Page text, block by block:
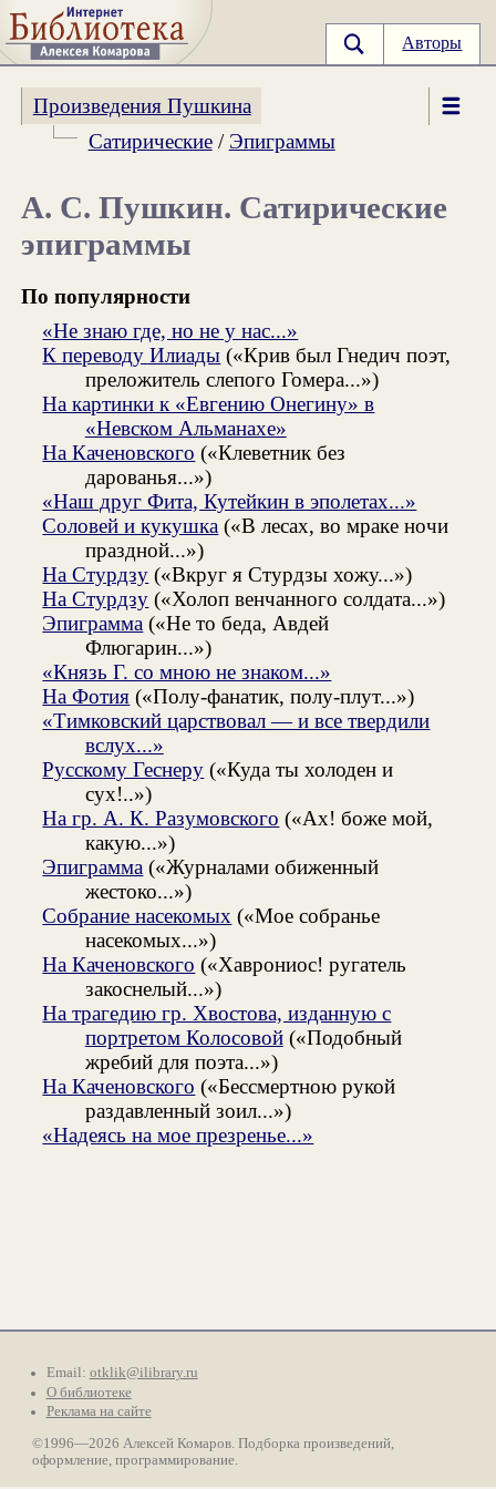
Авторы
Произведения Пушкина
Сатирические/ Эпиграммы
А. С. Пушкин. Сатирические
эпиграммы
По популярности
«Не знаю где, но не у нас...»
К переводу Илиады («Крив был Гнедич поэт,
преложитель слепого Гомера...»)
На картинки к «Евгению Онегину» в
«Невском Альманахе»
На Каченовского («Клеветник без
дарованья...»)
«Наш друг Фита, Кутейкин в эполетах...»
Соловей и кукушка («В лесах, во мраке ночи
праздной...»)
На Стурдзу («Вкруг я Стурдзы хожу...»)
На Стурдзу («Холоп венчанного солдата...»)
Эпиграмма («Не то беда, Авдей
Флюгарин...»)
«Князь Г. со мною не знаком...»
На Фотия («Полу-фанатик, полу-плут...»)
«Тимковский царствовал — и все твердили
вслух...»
Русскому Геснеру («Куда ты холоден и
cyx!..»)
На гр. А. К. Разумовского («Ах! боже мой,
какую...»)
Эпиграмма («Журналами обиженный
жестоко...»)
Собрание насекомых («Мое собранье
насекомых...»)
На Каченовского («Хаврониос! ругатель
закоснелый...»)
На трагедию гр. Хвостова, изданную с
портретом Колосовой(«Подобный
жребий для поэта...»)
На Каченовского («Бессмертною рукой
раздавленный зоил...»)
«Надеясь на мое презренье...»
Email: otklik@ilibrary.ru
О библиотеке
Реклама на сайте
©1996—2026 Алексей Комаров. Подборка произведений,
оформление, программирование.